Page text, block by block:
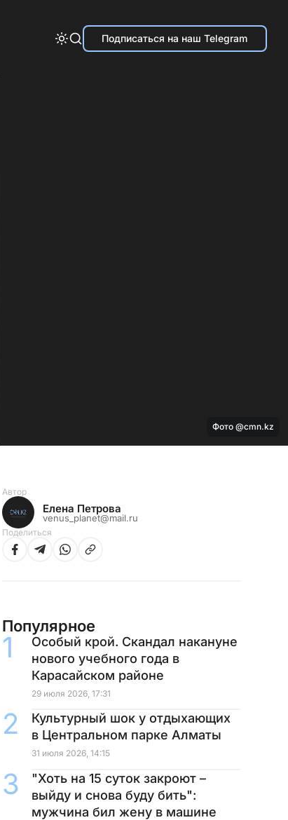
Подписаться на наш Telegram
Фото @cmn.kz
Автор
Елена Петрова
venus_planet@mail.ru
Поделиться
Популярное
Особый крой. Скандал накануне
нового учебного года в
Карасайском районе
29 июля 2026, 17:31
Культурный шок у отдыхающих
в Центральном парке Алматы
31 июля 2026, 14:15
"Хоть на 15 суток закроют –
выйду и снова буду бить":
мужчина бил жену в машине